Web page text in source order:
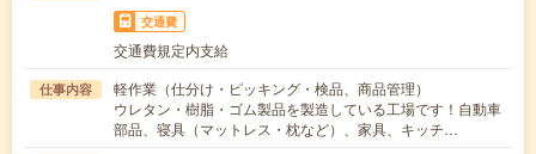
交通費
交通費規定内支給
仕事内容
軽作業（仕分け・ピッキング・検品、商品管理）
ウレタン・樹脂・ゴム製品を製造している工場です！自動車
部品、寝具（マットレス・枕など）、家具、キッチ…